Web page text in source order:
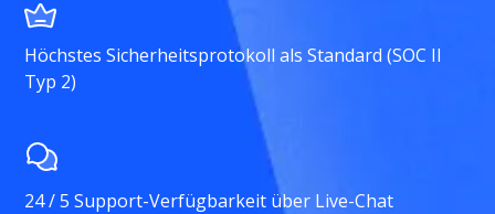
Höchstes Sicherheitsprotokoll als Standard (SOC II
Typ 2)
24 / 5 Support-Verfügbarkeit über Live-Chat